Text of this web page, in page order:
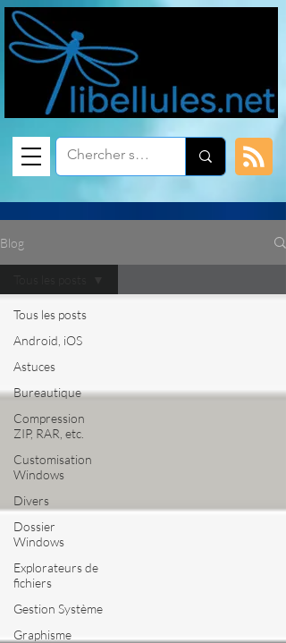
Blog
Tous les posts
Android, iOS
Astuces
Bureautique
Compression
ZIP, RAR, etc.
Customisation
Windows
Divers
Dossier
Windows
Explorateurs de
fichiers
Gestion Système
Graphisme